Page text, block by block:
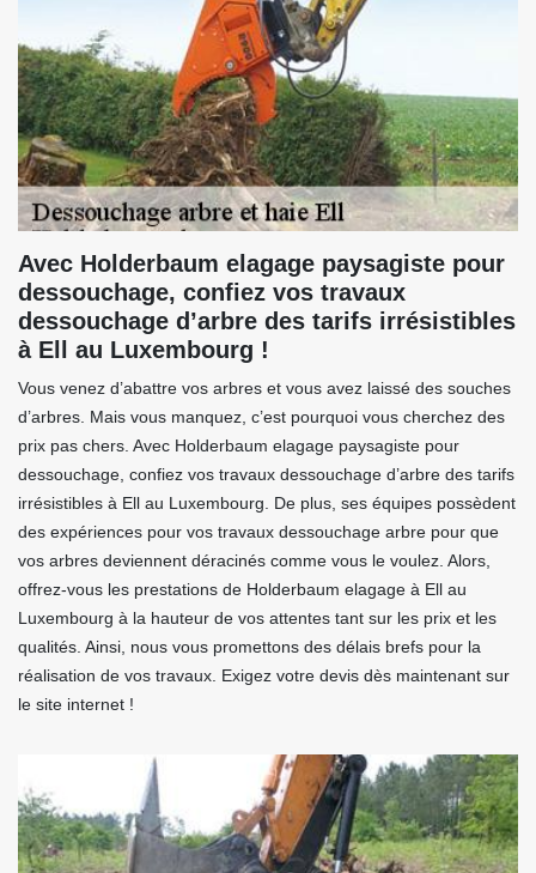
Avec Holderbaum elagage paysagiste pour
dessouchage, confiez vos travaux
dessouchage d’arbre des tarifs irrésistibles
à Ell au Luxembourg !
Vous venez d’abattre vos arbres et vous avez laissé des souches
d’arbres. Mais vous manquez, c’est pourquoi vous cherchez des
prix pas chers. Avec Holderbaum elagage paysagiste pour
dessouchage, confiez vos travaux dessouchage d’arbre des tarifs
irrésistibles à Ell au Luxembourg. De plus, ses équipes possèdent
des expériences pour vos travaux dessouchage arbre pour que
vos arbres deviennent déracinés comme vous le voulez. Alors,
offrez-vous les prestations de Holderbaum elagage à Ell au
Luxembourg à la hauteur de vos attentes tant sur les prix et les
qualités. Ainsi, nous vous promettons des délais brefs pour la
réalisation de vos travaux. Exigez votre devis dès maintenant sur
le site internet !